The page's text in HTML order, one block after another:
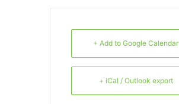
+ Add to Google Calendar
+ iCal / Outlook export